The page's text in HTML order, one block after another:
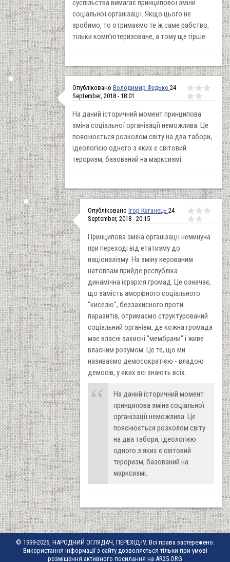
суспільства вимагає принципової зміни
соціальної організації. Якщо цього не
зробимо, то отримаємо те ж саме рабство,
тільки комп’ютеризоване, а тому ще гірше.
Опубліковано Володимир Федько 24
September, 2018 - 18:01
На даний історичний момент принципова
зміна соціальної організації неможлива. Це
пояснюється розколом світу на два табори,
ідеологією одного з яких є світовий
тероризм, базований на марксизмі.
Опубліковано Ігор Каганець 24
September, 2018 - 20:15
Принципова зміна організації неминуча
при переході від етатизму до
націоналізму. На зміну керованим
натовпам прийде республіка -
динамічна ієрархія громад. Це означає,
що замість аморфного соціального
"киселю", беззахисного проти
паразитів, отримаємо структурований
соціальний організм, де кожна громада
має власні захисні "мембрани" і живе
власним розумом. Це те, що ми
називаємо демосократією - владою
демосів, у яких всі знають всіх.
На даний історичний момент
принципова зміна соціальної
організації неможлива. Це
пояснюється розколом світу
на два табори, ідеологією
одного з яких є світовий
тероризм, базований на
марксизмі.
© 1999-2026, НАРОДНИЙ ОГЛЯДАЧ, ПЕРЕХІД-IV. Всі права застережено.
Використання інформації з сайту дозволяється тільки при умові
розміщення активного посилання на AR25.ORG